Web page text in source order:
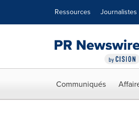
Ressources Journalistes
Communiqués